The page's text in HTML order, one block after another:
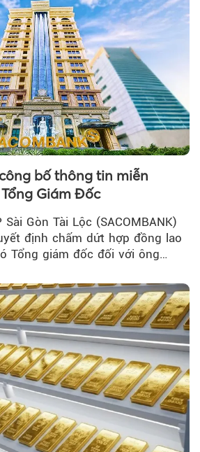
bố thông tin miễn
Giám Đốc
Gòn Tài Lộc (SACOMBANK)
định chấm dứt hợp đồng lao
Tổng giám đốc đối với ông